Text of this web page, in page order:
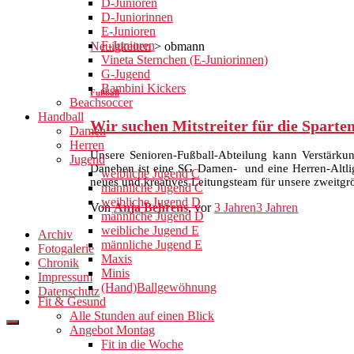
D-Junioren
D-Juniorinnen
E-Junioren
F-Junioren
Vineta Sternchen (E-Juniorinnen)
G-Jugend
Bambini Kickers
Beachsoccer
Handball
Damen
Herren
Jugend
weibliche Jugend C
männliche Jugend C
weibliche Jugend D
männliche Jugend D
weibliche Jugend E
männliche Jugend E
Maxis
Minis
(Hand)Ballgewöhnung
Fit & Gesund
Alle Stunden auf einen Blick
Angebot Montag
Fit in die Woche
Neuigkeiten>obmann
Fußball
Wir suchen Mitstreiter für die
Unsere Senioren-Fußball-Abteilung kann
Daneben ist eine SG Damen- und eine Herren-
neues und kreatives Leitungsteam für unsere
VonAnja Behrens, vor3 Jahren3 Jahren
Archiv
Fotogalerie
Chronik
Impressum
Datenschutz